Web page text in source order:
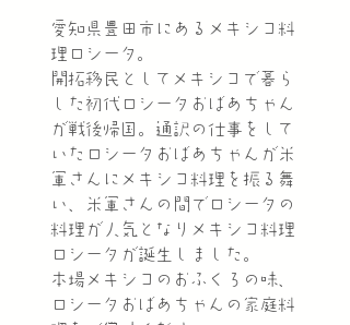
愛知県豊田市にあるメキシコ料
理ロシータ。
開拓移民としてメキシコで暮ら
した初代ロシータおばあちゃん
が戦後帰国。通訳の仕事をして
いたロシータおばあちゃんが米
軍さんにメキシコ料理を振る舞
い、米軍さんの間でロシータの
料理が人気となりメキシコ料理
ロシータが誕生しました。
本場メキシコのおふくろの味、
ロシータおばあちゃんの家庭料